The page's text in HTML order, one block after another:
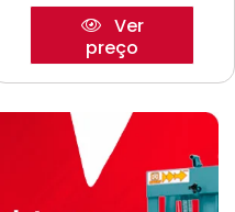
Ver
preço